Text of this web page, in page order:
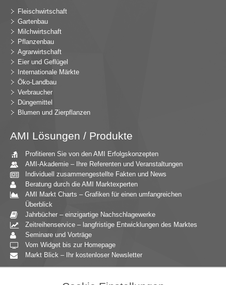
Fleischwirtschaft
Gartenbau
Milchwirtschaft
Pflanzenbau
Agrarwirtschaft
Eier und Geflügel
Internationale Märkte
Öko-Landbau
Verbraucher
Düngemittel
Blumen und Zierpflanzen
AMI Lösungen / Produkte
Profitieren Sie von den AMI Erfolgskonzepten
AMI-Akademie – Ihre Referenten und Veranstaltungen
Individuell zusammengestellte Fakten und News
Beratung durch die AMI Marktexperten
AMI Markt Charts – Grafiken für einen umfangreichen
Überblick
Jahrbücher – einzigartige Nachschlagewerke
Zeitreihenservice – langfristige Entwicklungen des Marktes
Seminare und Vorträge
Vom Widget bis zur Homepage
Markt Blick – Ihr kostenloser Newsletter